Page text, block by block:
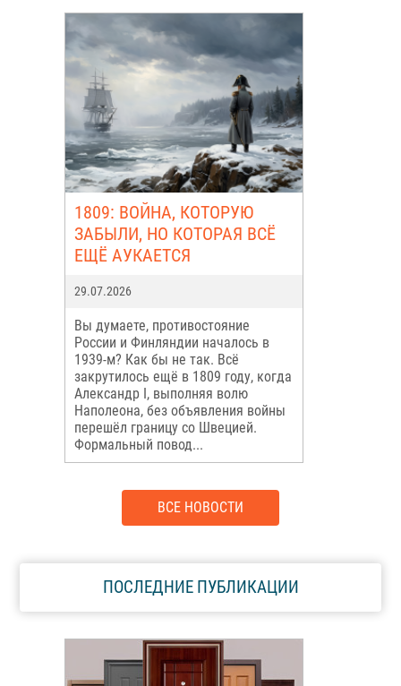
1809: ВОЙНА, КОТОРУЮ
ЗАБЫЛИ, НО КОТОРАЯ ВСЁ
ЕЩЁ АУКАЕТСЯ
29.07.2026
Вы думаете, противостояние
России и Финляндии началось в
1939-м? Как бы не так. Всё
закрутилось ещё в 1809 году, когда
Александр I, выполняя волю
Наполеона, без объявления войны
перешёл границу со Швецией.
Формальный повод...
ВСЕ НОВОСТИ
ПОСЛЕДНИЕ ПУБЛИКАЦИИ